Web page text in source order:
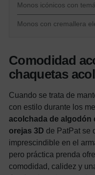
Monos icónicos con
Monos con cremallera
Comodidad
chaquetas
Cuando se trata de
con estilo durante los
acolchada de algodón
orejas 3D de PatPat se
imprescindible en el
pero práctica prenda
comodidad, calidez y